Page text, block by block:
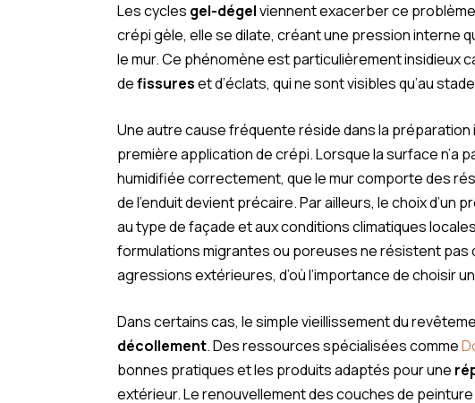
Les cycles gel-dégelviennent exacerber ce
crépi gèle, elle se dilate, créant une pression interne
le mur. Ce phénomène est particulièrement insidieux
defissureset d’éclats, qui ne sont visibles qu’au
Une autre cause fréquente réside dans la
première application de crépi. Lorsque la surface n’a
humidifiée correctement, que le mur comporte des
de l’enduit devient précaire. Par ailleurs, le choix d’un
au type de façade et aux conditions climatiques
formulations migrantes ou poreuses ne résistent pas
agressions extérieures, d’où l’importance de choisir
Dans certains cas, le simple vieillissement du
décollement. Des ressources spécialisées comme
bonnes pratiques et les produits adaptés pour une
extérieur. Le renouvellement des couches de